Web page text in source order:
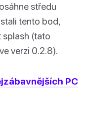
středu
tento bod,
(tato
verzi 0.2.8).
PC